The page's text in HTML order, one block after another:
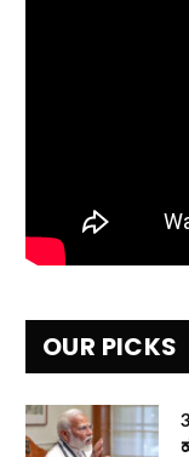
OUR PICKS